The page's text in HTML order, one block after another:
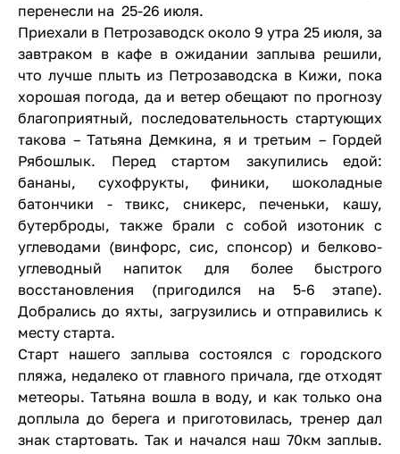
перенесли на 25-26 июля.
Приехали в Петрозаводск около 9 утра 25 июля, за
завтраком в кафе в ожидании заплыва решили,
что лучше плыть из Петрозаводска в Кижи, пока
хорошая погода, да и ветер обещают по прогнозу
благоприятный, последовательность стартующих
такова – Татьяна Демкина, я и третьим – Гордей
Рябошлык. Перед стартом закупились едой:
бананы, сухофрукты, финики, шоколадные
батончики - твикс, сникерс, печеньки, кашу,
бутерброды, также брали с собой изотоник с
углеводами (винфорс, сис, спонсор) и белково-
углеводный напиток для более быстрого
восстановления (пригодился на 5-6 этапе).
Добрались до яхты, загрузились и отправились к
месту старта.
Старт нашего заплыва состоялся с городского
пляжа, недалеко от главного причала, где отходят
метеоры. Татьяна вошла в воду, и как только она
доплыла до берега и приготовилась, тренер дал
знак стартовать. Так и начался наш 70км заплыв.